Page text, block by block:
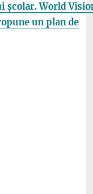
școlar. World
un plan de